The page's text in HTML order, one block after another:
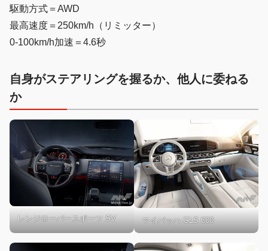
駆動方式＝AWD
最高速度＝250km/h（リミッター）
0-100km/h加速＝4.6秒
自身がステアリングを握るか、他人に委ねる
か
レンジローバースポーツ SV マイバッハ GLS 600